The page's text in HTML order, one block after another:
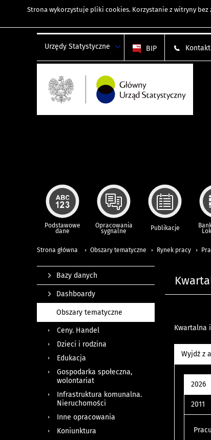
Strona wykorzystuje pliki cookies. Korzystanie z witryny
Urzędy Statystyczne BIP Kontakt
Podstawowe
dane
Opracowania
sygnalne Publikacje
Strona główna Obszary tematyczne Rynek pracy
Kwartalna
Wyjdź z
2026
2011
Bazy danych
Dashboardy
Obszary tematyczne
Ceny. Handel
Dzieci i rodzina
Edukacja
Gospodarka społeczna,
wolontariat
Infrastruktura komunalna.
Nieruchomości
Inne opracowania
Koniunktura